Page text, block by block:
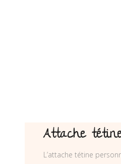
Attache
L’attache tétine